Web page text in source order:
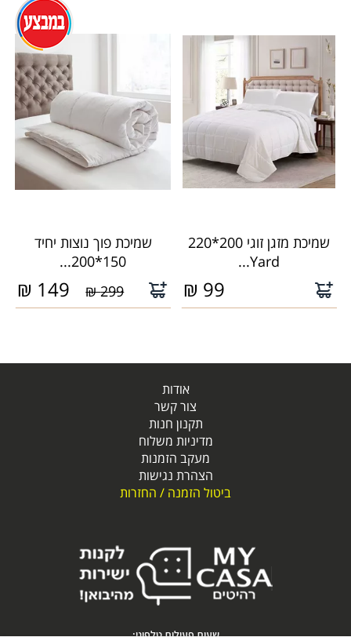
שמיכת מזגן זוגי 200*220
Yard...
99
₪
שמיכת פוך נוצות יחיד
150*200...
299 ₪
149
₪
אודות
צור קשר
תקנון חנות
מדיניות משלוח
מעקב הזמנות
הצהרת נגישות
ביטול הזמנה / החזרות